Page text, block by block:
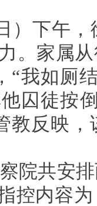
）下午
。家属
“我如厕
囚徒按
教反映
院共安
控内容